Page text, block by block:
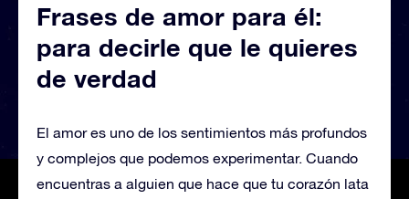
Frases de amor para él:
para decirle que le quieres
de verdad
El amor es uno de los sentimientos más profundos
y complejos que podemos experimentar. Cuando
encuentras a alguien que hace que tu corazón lata